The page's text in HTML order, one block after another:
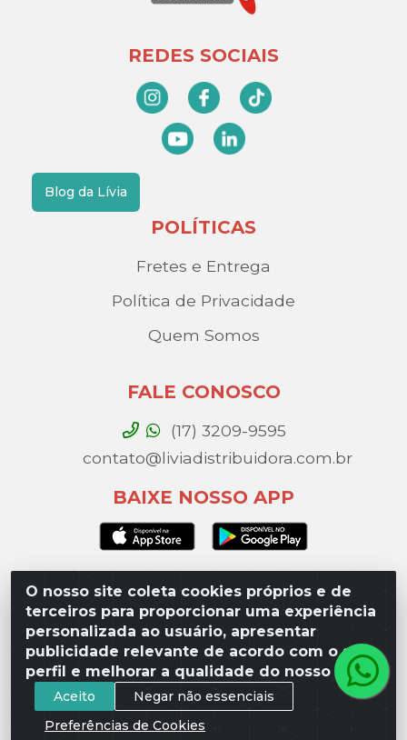
O nosso site coleta cookies próprios e de
terceiros para proporcionar uma experiência
personalizada ao usuário, apresentar
publicidade relevante de acordo com o seu
perfil e melhorar a qualidade do nosso site.
Aceito
Negar não essenciais
Preferências de Cookies
REDES SOCIAIS
Blog da Lívia
POLÍTICAS
Fretes e Entrega
Política de Privacidade
Quem Somos
FALE CONOSCO
(17) 3209-9595
contato@liviadistribuidora.com.br
BAIXE NOSSO APP
Lívia Distribuidora - Av. Percy Gandini, 329 – Vila
Toninho, São José do Rio Preto / SP - CEP 15077-000 -
CNPJ 49.975.923/0003-10